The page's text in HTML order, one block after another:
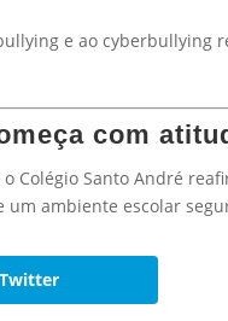
e ao cyberbullying
com
o Colégio Santo André
um ambiente escolar
Twitter